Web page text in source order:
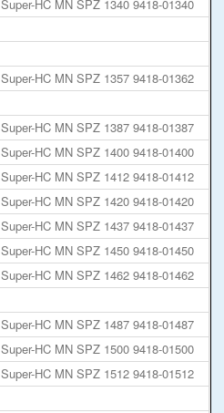
Super-HC MN SPZ 1340 9418-01340
Super-HC MN SPZ 1357 9418-01362
Super-HC MN SPZ 1387 9418-01387
Super-HC MN SPZ 1400 9418-01400
Super-HC MN SPZ 1412 9418-01412
Super-HC MN SPZ 1420 9418-01420
Super-HC MN SPZ 1437 9418-01437
Super-HC MN SPZ 1450 9418-01450
Super-HC MN SPZ 1462 9418-01462
Super-HC MN SPZ 1487 9418-01487
Super-HC MN SPZ 1500 9418-01500
Super-HC MN SPZ 1512 9418-01512